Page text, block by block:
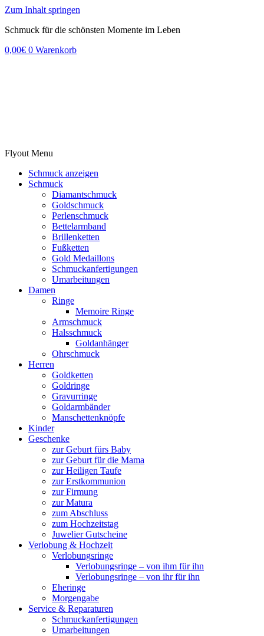
Zum Inhalt springen
Schmuck für die schönsten Momente im Leben
0,00€ 0 Warenkorb
Flyout Menu
Schmuck anzeigen
Schmuck
Diamantschmuck
Goldschmuck
Perlenschmuck
Bettelarmband
Brillenketten
Fußketten
Gold Medaillons
Schmuckanfertigungen
Umarbeitungen
Damen
Ringe
Memoire Ringe
Armschmuck
Halsschmuck
Goldanhänger
Ohrschmuck
Herren
Goldketten
Goldringe
Gravurringe
Goldarmbänder
Manschettenknöpfe
Kinder
Geschenke
zur Geburt fürs Baby
zur Geburt für die Mama
zur Heiligen Taufe
zur Erstkommunion
zur Firmung
zur Matura
zum Abschluss
zum Hochzeitstag
Juwelier Gutscheine
Verlobung & Hochzeit
Verlobungsringe
Verlobungsringe – von ihm für ihn
Verlobungsringe – von ihr für ihn
Eheringe
Morgengabe
Service & Reparaturen
Schmuckanfertigungen
Umarbeitungen